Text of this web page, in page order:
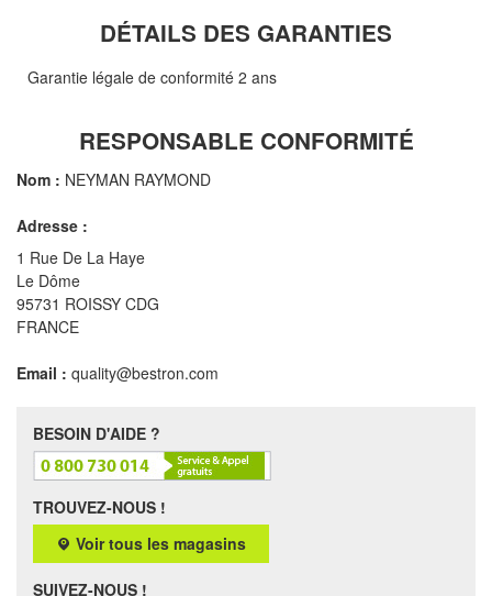
DÉTAILS DES GARANTIES
Garantie légale de conformité 2 ans
RESPONSABLE CONFORMITÉ
Nom : NEYMAN RAYMOND
Adresse :
1 Rue De La Haye
Le Dôme
95731 ROISSY CDG
FRANCE
Email : quality@bestron.com
BESOIN D'AIDE ?
TROUVEZ-NOUS !
Voir tous les magasins
SUIVEZ-NOUS !